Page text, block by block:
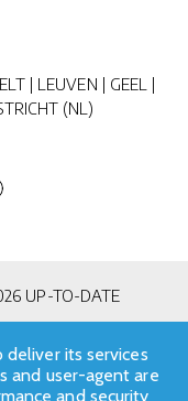
| LEUVEN | GEEL |
(NL)
UP-TO-DATE
Voorwaarden
deliver its services
and user-agent are
and security